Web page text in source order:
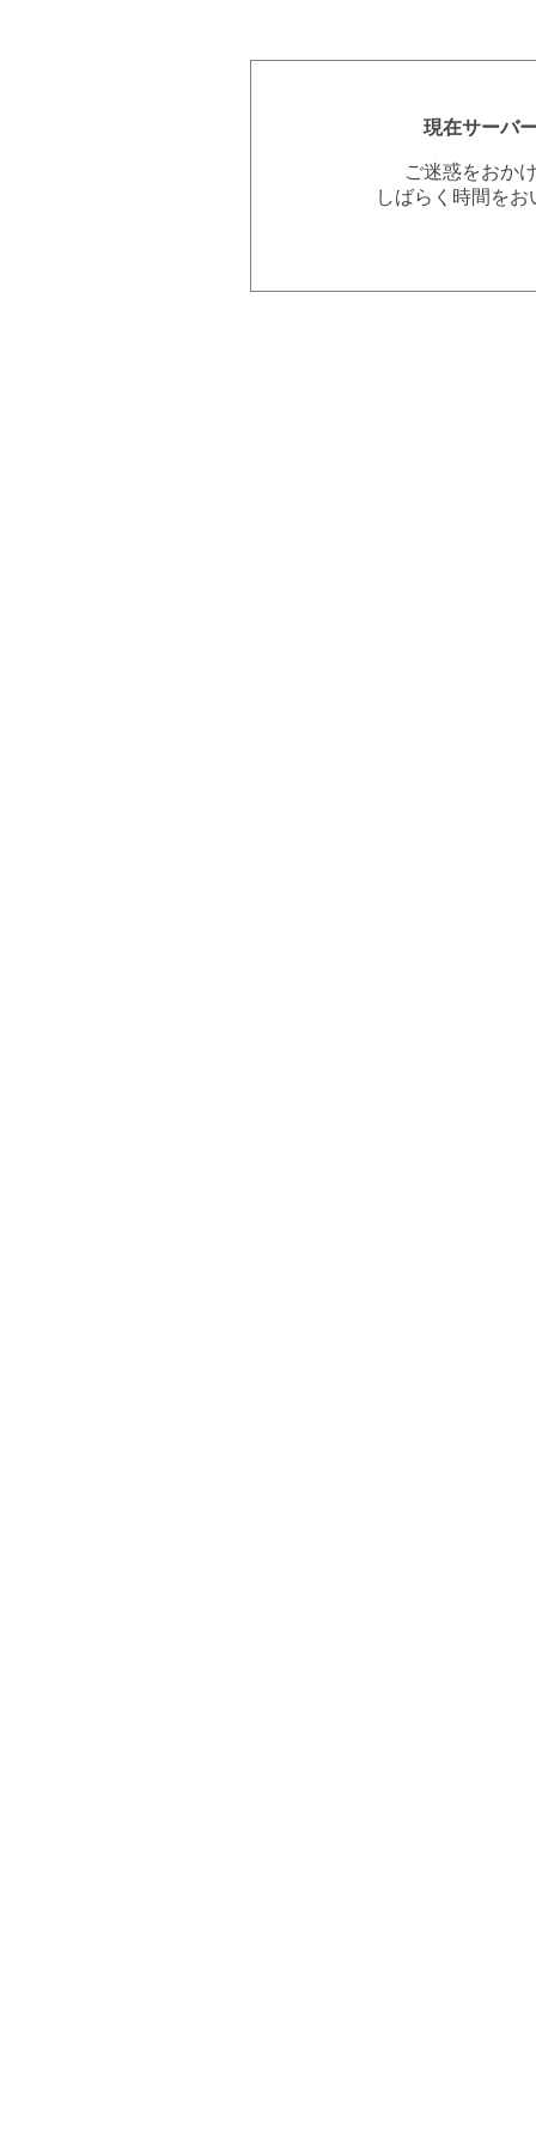
現在サーバ
ご迷惑をおか
しばらく時間を